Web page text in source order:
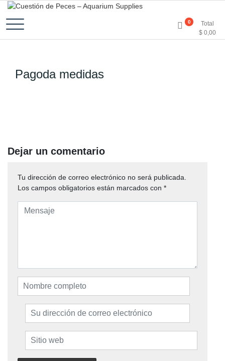
Cuestión de Peces –
Aquarium Supplies
0
Total
$ 0,00
Pagoda medidas
Dejar un comentario
Tu dirección de correo electrónico no será publicada.
Los campos obligatorios están marcados con *